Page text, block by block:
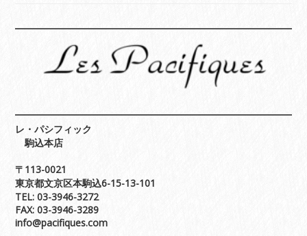
レ・パシフィック
駒込本店
〒113-0021
東京都文京区本駒込6-15-13-101
TEL: 03-3946-3272
FAX: 03-3946-3289
info@pacifiques.com